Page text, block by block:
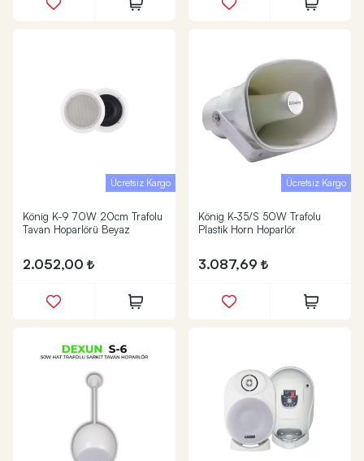
Ücretsiz Kargo
König K-9 70W 20cm Trafolu
Tavan Hoparlörü Beyaz
2.052,00
Ücretsiz Kargo
König K-35/S 50W Trafolu
Plastik Horn Hoparlör
3.087,69